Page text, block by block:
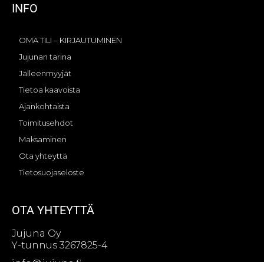
INFO
OMA TILI – KIRJAUTUMINEN
Jujunan tarina
Jälleenmyyjät
Tietoa kaavoista
Ajankohtaista
Toimitusehdot
Maksaminen
Ota yhteyttä
Tietosuojaseloste
OTA YHTEYTTÄ
Jujuna Oy
Y-tunnus 3267825-4